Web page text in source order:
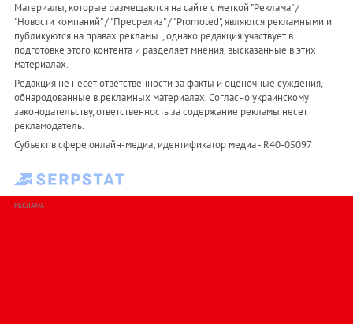
Материалы, которые размещаются на сайте с меткой "Реклама" /
"Новости компаний" / "Пресрелиз" / "Promoted", являются рекламными и
публикуются на правах рекламы. , однако редакция участвует в
подготовке этого контента и разделяет мнения, высказанные в этих
материалах.
Редакция не несет ответственности за факты и оценочные суждения,
обнародованные в рекламных материалах. Согласно украинскому
законодательству, ответственность за содержание рекламы несет
рекламодатель.
Субъект в сфере онлайн-медиа; идентификатор медиа - R40-05097
РЕКЛАМА